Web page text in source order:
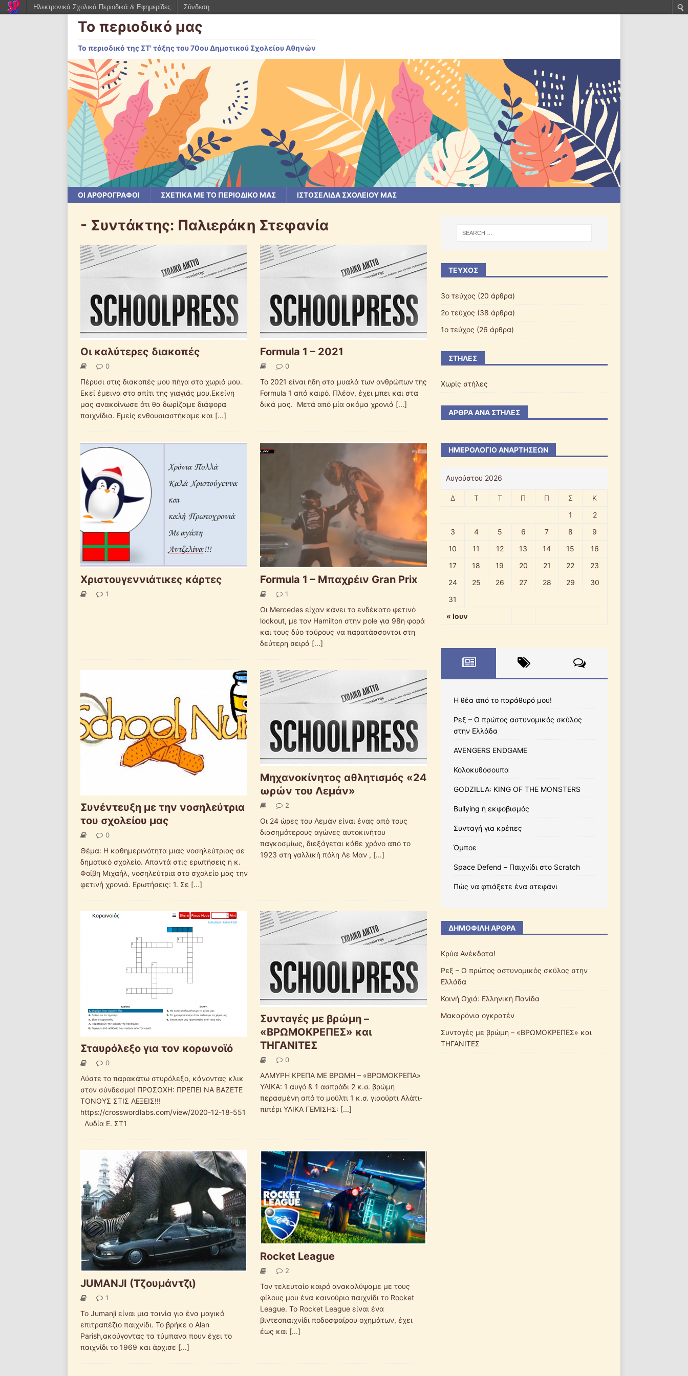
Το περιοδικό μας
Το περιοδικό της ΣΤ' τάξης του 70ου Δημοτικού Σχολείου Αθηνών
ΟΙ ΑΡΘΡΟΓΡΆΦΟΙ ΣΧΕΤΙΚΆ ΜΕ ΤΟ ΠΕΡΙΟΔΙΚΌ ΜΑΣ ΙΣΤΟΣΕΛΊΔΑ ΣΧΟΛΕΊΟΥ ΜΑΣ
- Συντάκτης: Παλιεράκη Στεφανία
Οι καλύτερες διακοπές
0
Πέρυσι στις διακοπές μου πήγα στο χωριό μου.
Εκεί έμεινα στο σπίτι της γιαγιάς μου.Εκείνη
μας ανακοίνωσε ότι θα δωρίζαμε διάφορα
παιχνίδια. Εμείς ενθουσιαστήκαμε και [...]
Formula 1 – 2021
0
Το 2021 είναι ήδη στα μυαλά των ανθρώπων της
Formula 1 από καιρό. Πλέον, έχει μπει και στα
δικά μας. Μετά από μία ακόμα χρονιά [...]
Χριστουγεννιάτικες κάρτες
1
Formula 1 – Μπαχρέιν Gran Prix
1
Οι Mercedes είχαν κάνει το ενδέκατο φετινό
lockout, με τον Hamilton στην pole για 98η φορά
και τους δύο ταύρους να παρατάσσονται στη
δεύτερη σειρά [...]
Συνέντευξη με την νοσηλεύτρια
του σχολείου μας
0
Θέμα: Η καθημερινότητα μιας νοσηλεύτριας σε
δημοτικό σχολείο. Απαντά στις ερωτήσεις η κ.
Φοίβη Μιχαήλ, νοσηλεύτρια στο σχολείο μας την
φετινή χρονιά. Ερωτήσεις: 1. Σε [...]
Μηχανοκίνητος αθλητισμός «24
ωρών του Λεμάν»
2
Οι 24 ώρες του Λεμάν είναι ένας από τους
διασημότερους αγώνες αυτοκινήτου
παγκοσμίως, διεξάγεται κάθε χρόνο από το
1923 στη γαλλική πόλη Λε Μαν , [...]
Σταυρόλεξο για τον κορωνοϊό
0
Λύστε το παρακάτω στυρόλεξο, κάνοντας κλικ
στον σύνδεσμο! ΠΡΟΣΟΧΗ: ΠΡΕΠΕΙ ΝΑ ΒΑΖΕΤΕ
ΤΟΝΟΥΣ ΣΤΙΣ ΛΕΞΕΙΣ!!!
https://crosswordlabs.com/view/2020-12-18-551
Λυδία Ε. ΣΤ1
Συνταγές με βρώμη –
«ΒΡΩΜΟΚΡΕΠΕΣ» και
ΤΗΓΑΝΙΤΕΣ
0
ΑΛΜΥΡΗ ΚΡΕΠΑ ΜΕ ΒΡΩΜΗ – «ΒΡΩΜΟΚΡΕΠΑ»
ΥΛΙΚΑ: 1 αυγό & 1 ασπράδι 2 κ.σ. βρώμη
περασμένη από το μούλτι 1 κ.σ. γιαούρτι Αλάτι-
πιπέρι ΥΛΙΚΑ ΓΕΜΙΣΗΣ: [...]
JUMANJI (Τζουμάντζι)
1
Το Jumanji είναι μια ταινία για ένα μαγικό
επιτραπέζιο παιχνίδι. Το βρήκε ο Alan
Parish,ακούγοντας τα τύμπανα πουν έχει το
παιχνίδι το 1969 και άρχισε [...]
Rocket League
2
Τον τελευταίο καιρό ανακαλύψαμε με τους
φίλους μου ένα καινούριο παιχνίδι το Rocket
League. Το Rocket League είναι ένα
βιντεοπαιχνίδι ποδοσφαίρου οχημάτων, έχει
έως και [...]
ΤΕΎΧΟΣ
3ο τεύχος (20 άρθρα)
2ο τεύχος (38 άρθρα)
1ο τεύχος (26 άρθρα)
ΣΤΉΛΕΣ
Χωρίς στήλες
ΆΡΘΡΑ ΑΝΆ ΣΤΉΛΕΣ
ΗΜΕΡΟΛΌΓΙΟ ΑΝΑΡΤΉΣΕΩΝ
Αυγούστου 2026
Δ Τ Τ Π Π Σ Κ
« Ιουν
1
2
3
4 5 6 7 8
9
10
11 12 13 14 15
16
17
18 19 20 21 22
23
24
25 26 27 28 29
30
31
Η θέα από το παράθυρό μου!
Ρεξ – Ο πρώτος αστυνομικός σκύλος
στην Ελλάδα
AVENGERS ENDGAME
Κολοκυθόσουπα
GODZILLA: KING OF THE MONSTERS
Bullying ή εκφοβισμός
Συνταγή για κρέπες
Όμποε
Space Defend – Παιχνίδι στο Scratch
Πώς να φτιάξετε ένα στεφάνι
ΔΗΜΟΦΙΛΉ ΆΡΘΡΑ
Κρύα Ανέκδοτα!
Ρεξ – Ο πρώτος αστυνομικός σκύλος στην
Ελλάδα
Κοινή Οχιά: Ελληνική Πανίδα
Μακαρόνια ογκρατέν
Συνταγές με βρώμη – «ΒΡΩΜΟΚΡΕΠΕΣ» και
ΤΗΓΑΝΙΤΕΣ
Ηλεκτρονικά Σχολικά Περιοδικά & Εφημερίδες Σύνδεση